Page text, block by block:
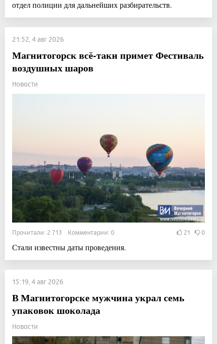
отдел полиции для дальнейших разбирательств.
21:52, 4 авг 2026
Магнитогорск всё-таки примет Фестиваль
воздушных шаров
Новости
Прочитали: 2 713 Комментарии: 0 21 0
Стали известны даты проведения.
15:19, 4 авг 2026
В Магнитогорске мужчина украл семь
упаковок шоколада
Новости